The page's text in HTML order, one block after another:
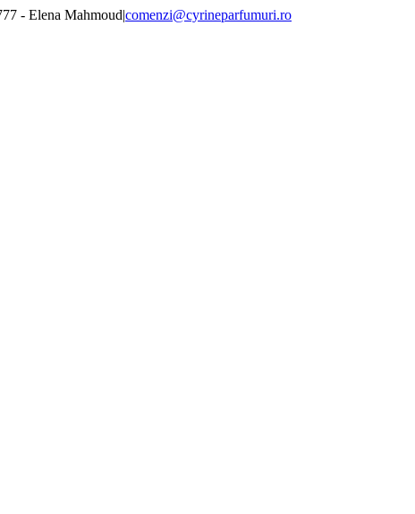
- Elena Mahmoud|comenzi@cyrineparfumuri.ro